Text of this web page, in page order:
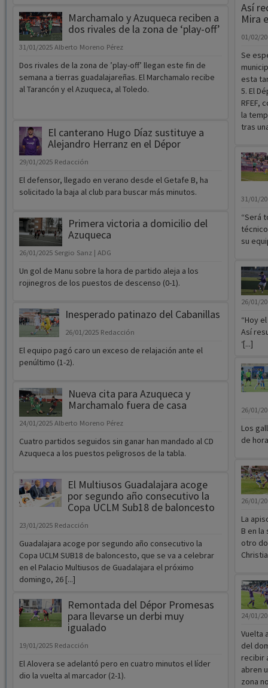
Marchamalo y Azuqueca reciben a
dos rivales de la zona de ‘play-off’
31/01/2025 Alberto Moreno Pérez
Dos rivales de la zona de ’play-off’ llegan este fin de
semana a tierras guadalajareñas. El Marchamalo recibe
al Tarancón y el Azuqueca, al Toledo.
El canterano Hugo Díaz sustituye a
Alejandro Herranz en el Dépor
29/01/2025 Redacción
El defensor, llegado en verano desde el Getafe B, ha
solicitado la baja al club para buscar más minutos.
Primera victoria a domicilio del
Azuqueca
26/01/2025 Sergio Sanz | ADG
Un gol de Manu sobre la hora de partido aleja a los
rojinegros de los puestos de descenso (0-1).
Inesperado patinazo del Cabanillas
26/01/2025 Redacción
El equipo pagó caro un exceso de relajación ante el
penúltimo (1-2).
Nueva cita para Azuqueca y
Marchamalo fuera de casa
24/01/2025 Alberto Moreno Pérez
Cuatro partidos seguidos sin ganar han mandado al CD
Azuqueca a los puestos peligrosos de la tabla.
El Multiusos Guadalajara acoge
por segundo año consecutivo la
Copa UCLM Sub18 de baloncesto
23/01/2025 Redacción
Guadalajara acoge por segundo año consecutivo la
Copa UCLM SUB18 de baloncesto, que se va a celebrar
en el Palacio Multiusos de Guadalajara el próximo
domingo, 26 [...]
Remontada del Dépor Promesas
para llevarse un derbi muy
igualado
19/01/2025 Redacción
El Alovera se adelantó pero en cuatro minutos el líder
dio la vuelta al marcador (2-1).
Así
Mira
01/02/
Se
esta
5. El
RFEF,
la
tras
31/01/
“Será
su
26/01/
“Hoy
Así
‘[...]
26/01/
Los
de
26/01/
La
B en
otro
24/01/
Vuelta
del
recibir
abren
zona